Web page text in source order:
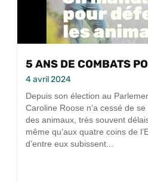
5 ANS DE COMBATS
4 avril 2024
Depuis son élection au
Caroline Roose n’a cessé de
des animaux, très souvent
même qu’aux quatre coins de
d’entre eux subissent...